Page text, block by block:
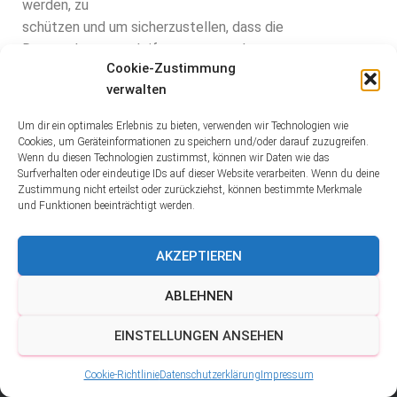
Cookie-Zustimmung
verwalten
Um dir ein optimales Erlebnis zu bieten, verwenden wir Technologien wie
Cookies, um Geräteinformationen zu speichern und/oder darauf zuzugreifen.
Wenn du diesen Technologien zustimmst, können wir Daten wie das
Surfverhalten oder eindeutige IDs auf dieser Website verarbeiten. Wenn du deine
Zustimmung nicht erteilst oder zurückziehst, können bestimmte Merkmale
und Funktionen beeinträchtigt werden.
AKZEPTIEREN
ABLEHNEN
EINSTELLUNGEN ANSEHEN
Cookie-RichtlinieDatenschutzerklärung Impressum
werden, zu
schützen und um sicherzustellen, dass die
Datenschutzvorschriften von uns, aber
auch unseren externen Dienstleistern eingehalten
werden, haben wir geeignete
getroffen. Deshalb werden
unter anderem alle Daten zwischen Ihrem Browser und
unserem Server über eine
sichere SSL-Verbindung verschlüsselt übertragen.
Stand: 05.10.2020
Quelle:Datenschutzerklärung von Juraforum.de
HOME KLIMAANLAGEN RECHNER IMPRESSUM